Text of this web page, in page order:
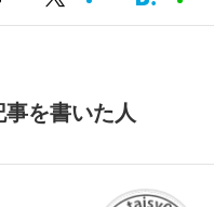
事を書いた人